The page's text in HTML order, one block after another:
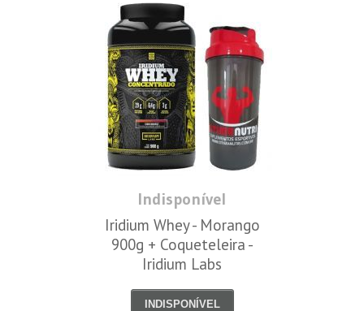
Indisponível
Iridium Whey - Morango
900g + Coqueteleira -
Iridium Labs
INDISPONÍVEL